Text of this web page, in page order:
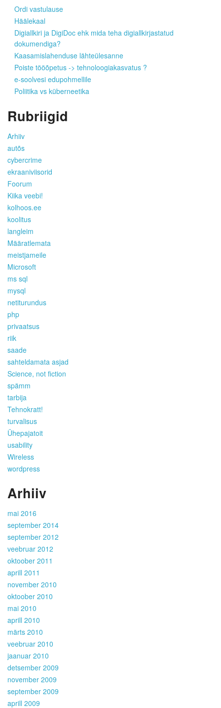
Ordi vastulause
Häälekaal
Digiallkiri ja DigiDoc ehk mida teha digiallkirjastatud
dokumendiga?
Kaasamislahenduse lähteülesanne
Poiste tööõpetus -> tehnoloogiakasvatus ?
e-soolvesi edupohmellile
Poliitika vs küberneetika
Rubriigid
Arhiiv
autõs
cybercrime
ekraaniviisorid
Foorum
Kiika veebi!
kolhoos.ee
koolitus
langleim
Määratlemata
meistjameile
Microsoft
ms sql
mysql
netiturundus
php
privaatsus
riik
saade
sahteldamata asjad
Science, not fiction
spämm
tarbija
Tehnokratt!
turvalisus
Ühepajatoit
usability
Wireless
wordpress
Arhiiv
mai 2016
september 2014
september 2012
veebruar 2012
oktoober 2011
aprill 2011
november 2010
oktoober 2010
mai 2010
aprill 2010
märts 2010
veebruar 2010
jaanuar 2010
detsember 2009
november 2009
september 2009
aprill 2009